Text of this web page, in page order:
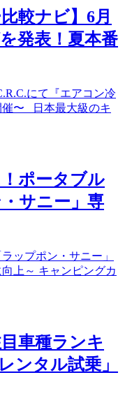
較ナビ】6月
発表！夏本番
にて『エアコン冷
催〜 日本最大級のキ
ポータブル
サニー」専
ップポン・サニー」
上～ キャンピングカ
車種ランキ
ンタル試乗」